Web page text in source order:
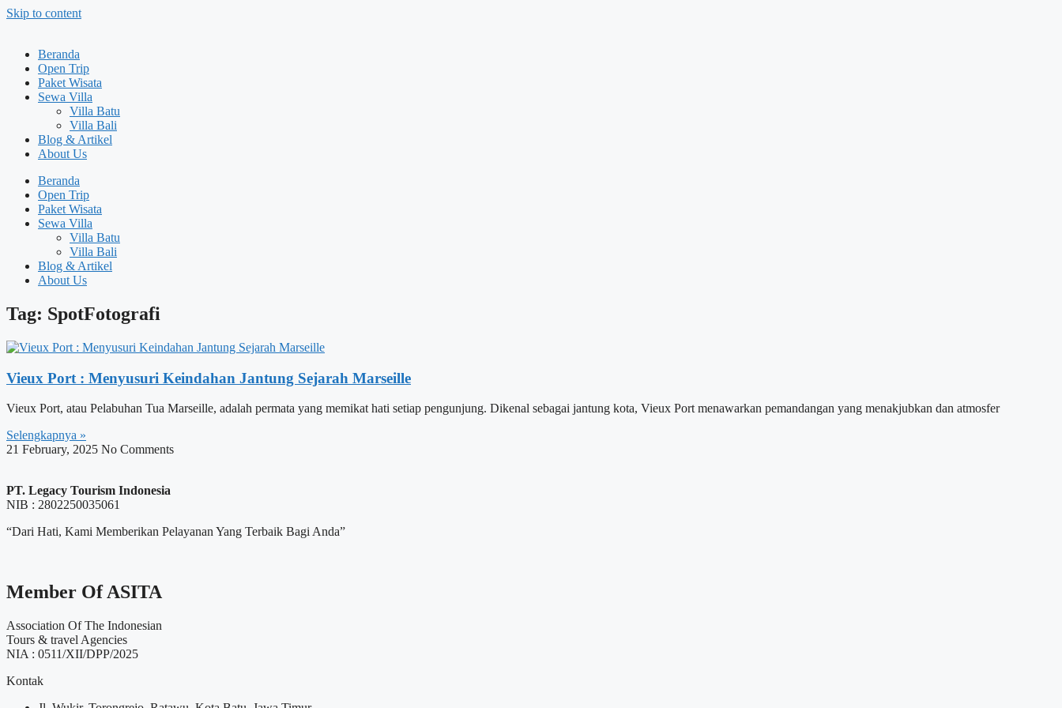
Skip to content
Beranda
Open Trip
Paket Wisata
Sewa Villa
Villa Batu
Villa Bali
Blog & Artikel
About Us
Beranda
Open Trip
Paket Wisata
Sewa Villa
Villa Batu
Villa Bali
Blog & Artikel
About Us
Tag: SpotFotografi
Vieux Port : Menyusuri Keindahan Jantung Sejarah Marseille
Vieux Port, atau Pelabuhan Tua Marseille, adalah permata yang memikat hati setiap pengunjung. Dikenal sebagai jantung kota, Vieux Port menawarkan pemandangan yang menakjubkan dan atmosfer
Selengkapnya »
21 February, 2025 No Comments
PT. Legacy Tourism Indonesia
NIB : 2802250035061
“Dari Hati, Kami Memberikan Pelayanan Yang Terbaik Bagi Anda”
Member Of ASITA
Association Of The Indonesian
Tours & travel Agencies
NIA : 0511/XII/DPP/2025
Kontak